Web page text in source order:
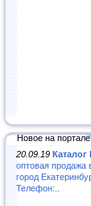
Новое на портале
20.09.19
оптовая продажа
город
Телефон:..